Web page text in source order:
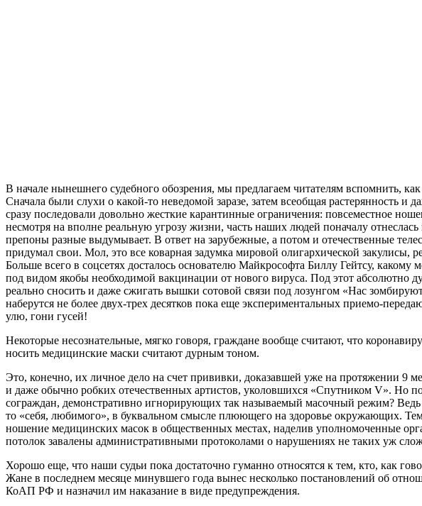
В начале нынешнего судебного обозрения, мы предлагаем читателям вспомнить,
Сначала были слухи о какой-то неведомой заразе, затем всеобщая растерянность
сразу последовали довольно жесткие карантинные ограничения: повсеместное
несмотря на вполне реальную угрозу жизни, часть наших людей поначалу
препоны разные выдумывает. В ответ на зарубежные, а потом и отечественные
придумал свои. Мол, это все коварная задумка мировой олигархической
Больше всего в соцсетях досталось основателю Майкрософта Биллу Гейтсу,
под видом якобы необходимой вакцинации от нового вируса. Под этот
реально сносить и даже сжигать вышки сотовой связи под лозунгом «Нас
наберутся не более двух-трех десятков пока еще экспериментальных приемо-
улю, гони гусей!
Некоторые несознательные, мягко говоря, граждане вообще считают, что
носить медицинские маски считают дурным тоном.
Это, конечно, их личное дело на счет прививки, доказавшей уже на протяжении 9
и даже обычно робких отечественных артистов, уколовшихся «Спутником V». Но
сограждан, демонстративно игнорирующих так называемый масочный режим?
то «себя, любимого», в буквальном смысле плюющего на здоровье окружающих. Тем
ношение медицинских масок в общественных местах, наделив уполномоченные
потолок завалены административными протоколами о нарушениях не таких уж
Хорошо еще, что наши судьи пока достаточно гуманно относятся к тем, кто, как
Жане в последнем месяце минувшего года вынес несколько постановлений об
КоАП РФ и назначил им наказание в виде предупреждения.